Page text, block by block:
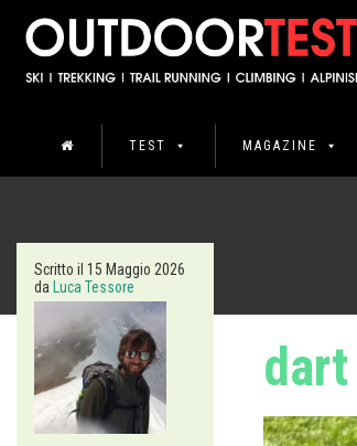
TEST MAGAZINE
Scritto il 15 Maggio 2026
da Luca Tessore
dart